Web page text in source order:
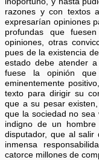
razones y con textos
expresarían opiniones
profundas que
opiniones, otras
pues de la existencia
estado debe atender
fuese la opinión que
eminentemente
texto para dirigir su
que a su pesar
que la sociedad no sea
indigno de un
disputador, que al
inmensa
catorce millones de